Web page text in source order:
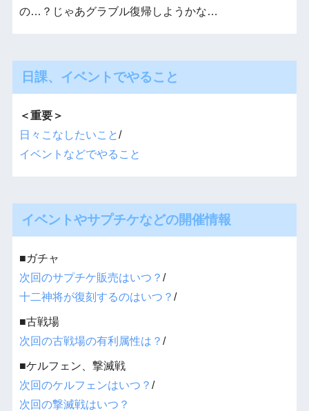
の…？じゃあグラブル復帰しようかな…
日課、イベントでやること
＜重要＞
日々こなしたいこと/
イベントなどでやること
イベントやサプチケなどの開催情報
■ガチャ
次回のサプチケ販売はいつ？ /
十二神将が復刻するのはいつ？ /
■古戦場
次回の古戦場の有利属性は？ /
■ケルフェン、撃滅戦
次回のケルフェンはいつ？ /
次回の撃滅戦はいつ？